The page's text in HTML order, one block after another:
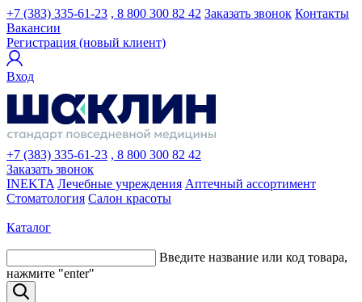
+7 (383) 335-61-23 , 8 800 300 82 42 Заказать звонок Контакты
Вакансии
Регистрация (новый клиент)
Вход
+7 (383) 335-61-23 , 8 800 300 82 42
Заказать звонок
INEKTA Лечебные учреждения Аптечный ассортимент
Стоматология Салон красоты
Каталог
Введите название или код товара,
нажмите "enter"